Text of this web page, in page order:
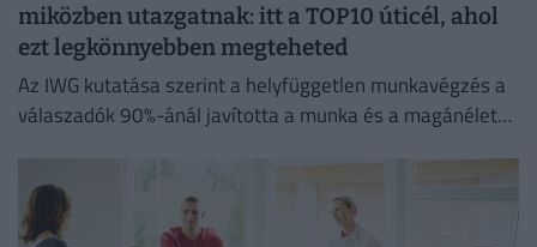
miközben utazgatnak: itt a TOP10 úticél, ahol
ezt legkönnyebben megteheted
Az IWG kutatása szerint a helyfüggetlen munkavégzés a
válaszadók 90%-ánál javította a munka és a magánélet